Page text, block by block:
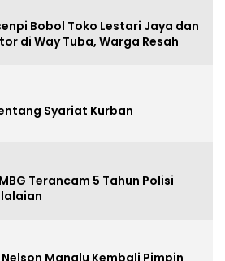
Bobol Toko Lestari Jaya dan
di Way Tuba, Warga Resah
Syariat Kurban
Terancam 5 Tahun Polisi
Manalu Kembali Pimpin